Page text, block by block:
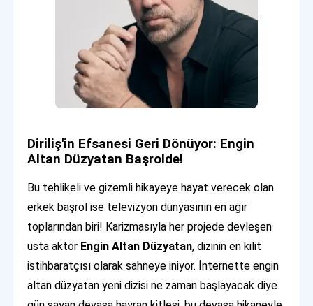
Diriliş'in Efsanesi Geri Dönüyor: Engin
Altan Düzyatan Başrolde!
Bu tehlikeli ve gizemli hikayeye hayat verecek olan
erkek başrol ise televizyon dünyasının en ağır
toplarından biri! Karizmasıyla her projede devleşen
usta aktör Engin Altan Düzyatan, dizinin en kilit
istihbaratçısı olarak sahneye iniyor. İnternette engin
altan düzyatan yeni dizisi ne zaman başlayacak diye